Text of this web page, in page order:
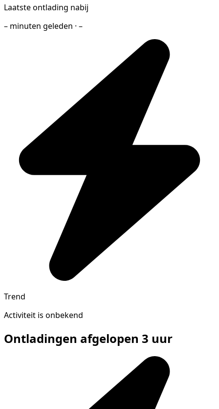
Laatste ontlading nabij
– minuten geleden · –
Trend
Activiteit is onbekend
Ontladingen afgelopen 3 uur